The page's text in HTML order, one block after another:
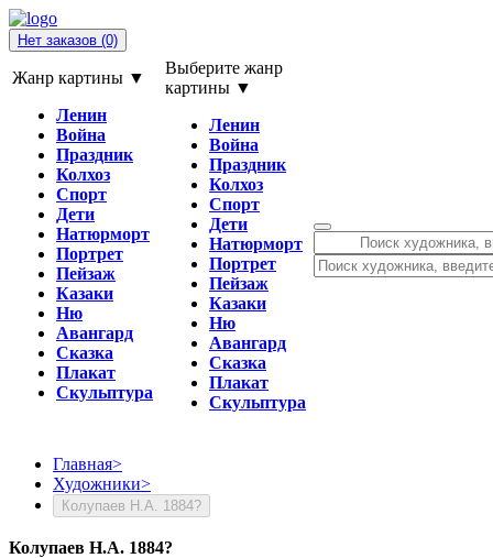
Нет заказов (0)
Жанр картины ▼
Ленин
Война
Праздник
Колхоз
Спорт
Дети
Натюрморт
Портрет
Пейзаж
Казаки
Ню
Авангард
Сказка
Плакат
Скульптура
Выберите жанр
картины ▼
Ленин
Война
Праздник
Колхоз
Спорт
Дети
Натюрморт
Портрет
Пейзаж
Казаки
Ню
Авангард
Сказка
Плакат
Скульптура
Главная>
Художники>
Колупаев Н.А. 1884?
Колупаев Н.А. 1884?